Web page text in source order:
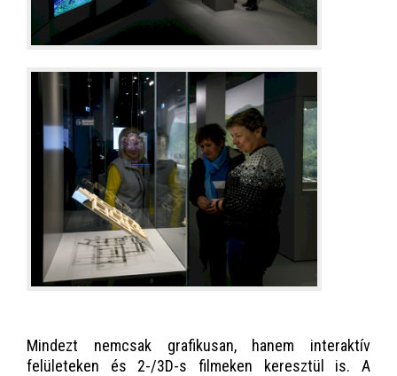
Mindezt nemcsak grafikusan, hanem interaktív
felületeken és 2-/3D-s filmeken keresztül is. A